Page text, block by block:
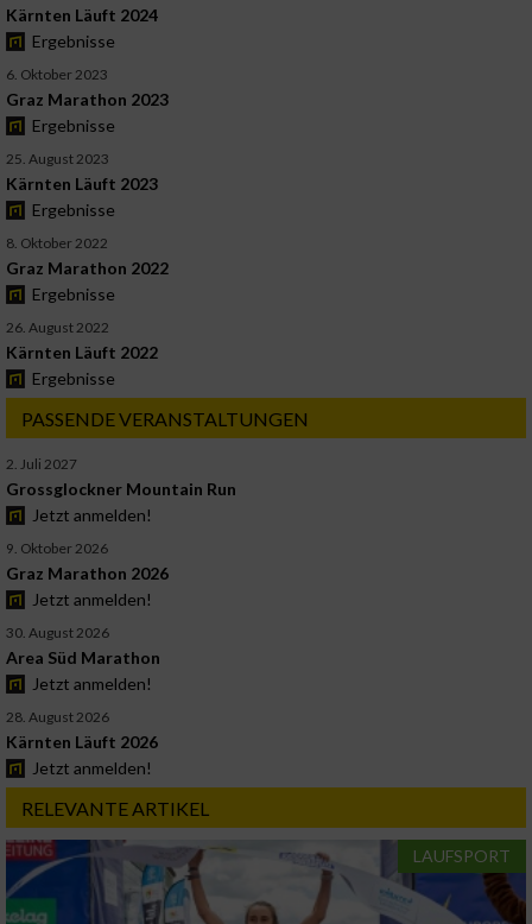
Kärnten Läuft 2024
Ergebnisse
6. Oktober 2023
Graz Marathon 2023
Ergebnisse
25. August 2023
Kärnten Läuft 2023
Ergebnisse
8. Oktober 2022
Graz Marathon 2022
Ergebnisse
26. August 2022
Kärnten Läuft 2022
Ergebnisse
PASSENDE VERANSTALTUNGEN
2. Juli 2027
Grossglockner Mountain Run
Jetzt anmelden!
9. Oktober 2026
Graz Marathon 2026
Jetzt anmelden!
30. August 2026
Area Süd Marathon
Jetzt anmelden!
28. August 2026
Kärnten Läuft 2026
Jetzt anmelden!
RELEVANTE ARTIKEL
LAUFSPORT